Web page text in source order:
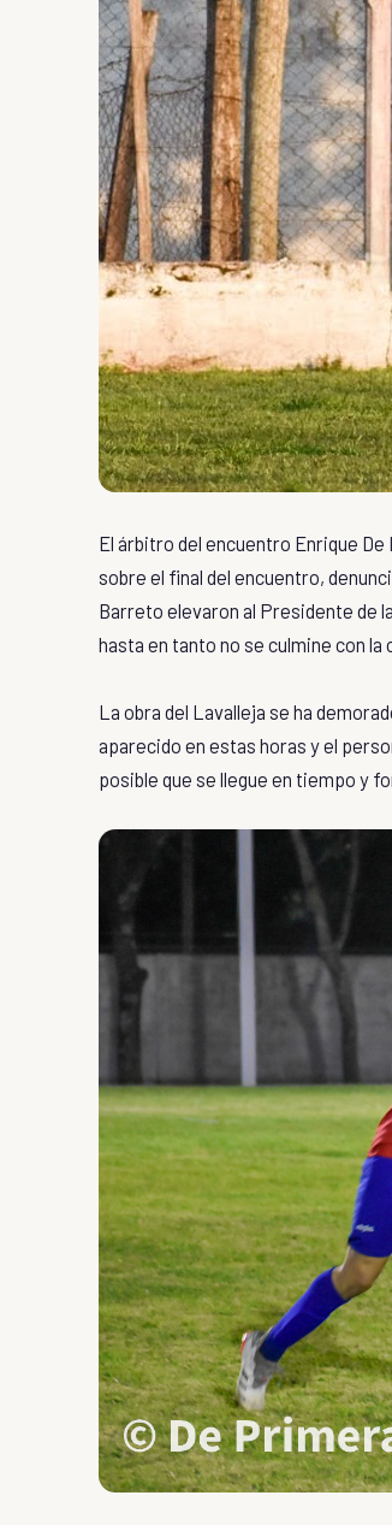
El árbitro del encuentro Enrique
sobre el final del encuentro,
Barreto elevaron al Presidente de
hasta en tanto no se culmine con
La obra del Lavalleja se ha
aparecido en estas horas y el
posible que se llegue en tiempo y